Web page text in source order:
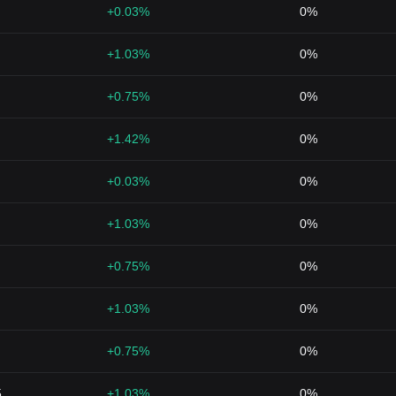
+0.03% 0%
+1.03% 0%
+0.75% 0%
+1.42% 0%
+0.03% 0%
+1.03% 0%
+0.75% 0%
+1.03% 0%
+0.75% 0%